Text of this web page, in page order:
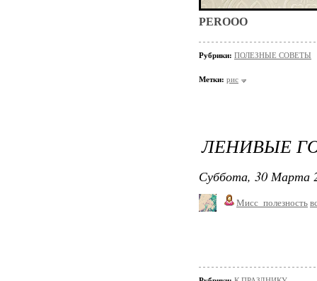
PEROOO
Рубрики: ПОЛЕЗНЫЕ СОВЕТЫ
Метки: рис
ЛЕНИВЫЕ
Суббота, 30 Марта
Мисс_полезность